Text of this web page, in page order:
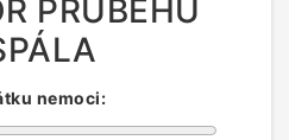
PRŮBĚHU
nemoci: